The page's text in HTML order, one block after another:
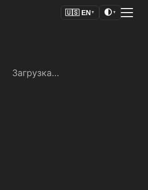
🇺🇸 EN ▼ 🌓 ▼
Загрузка...